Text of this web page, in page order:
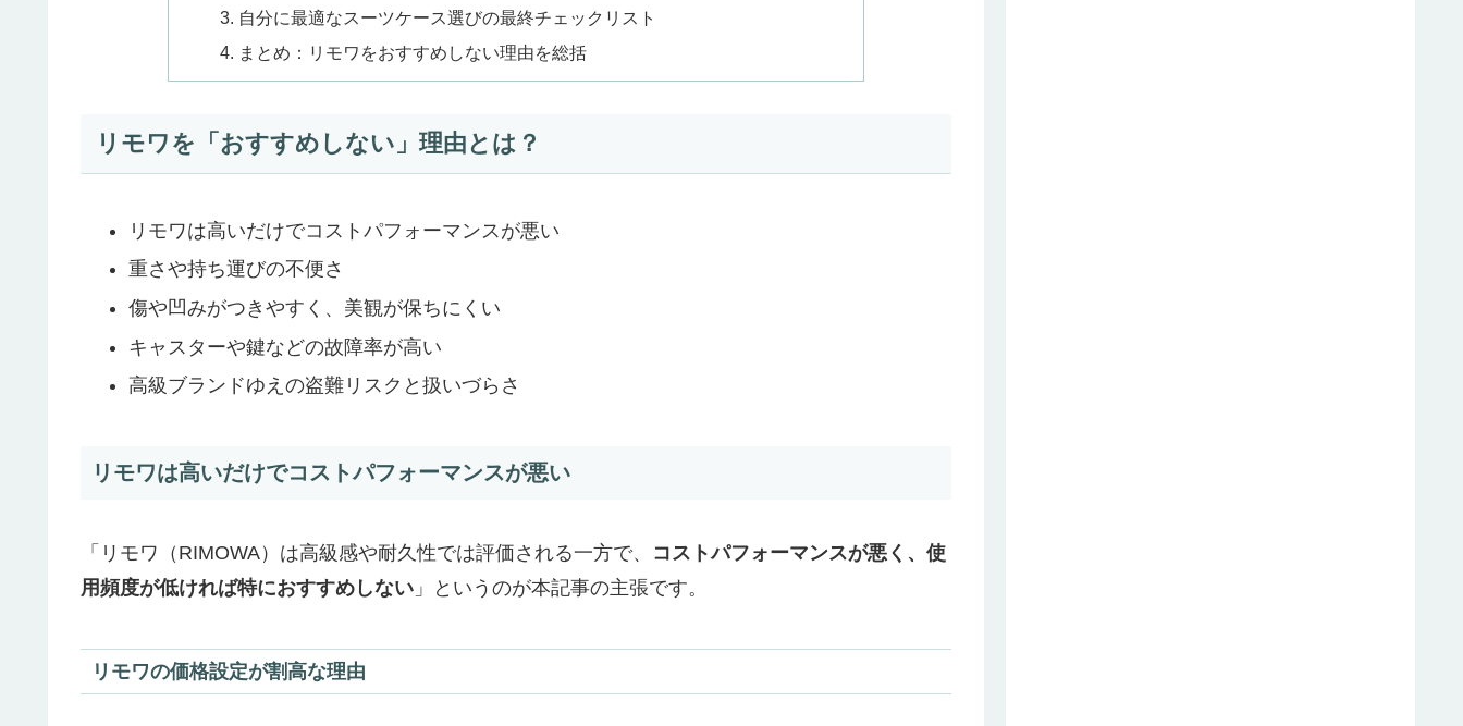
自分に最適なスーツケース選びの最終チェックリスト
まとめ：リモワをおすすめしない理由を総括
リモワを「おすすめしない」理由とは？
リモワは高いだけでコストパフォーマンスが悪い
重さや持ち運びの不便さ
傷や凹みがつきやすく、美観が保ちにくい
キャスターや鍵などの故障率が高い
高級ブランドゆえの盗難リスクと扱いづらさ
リモワは高いだけでコストパフォーマンスが悪い
「リモワ（RIMOWA）は高級感や耐久性では評価される一方で、 コストパフォーマンスが悪く、使
用頻度が低ければ特におすすめしない 」というのが本記事の主張です。
リモワの価格設定が割高な理由